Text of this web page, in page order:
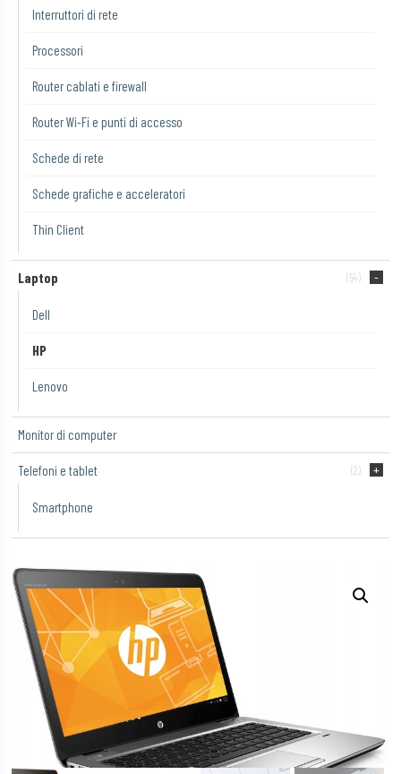
Interruttori di rete
Processori
Router cablati e firewall
Router Wi-Fi e punti di accesso
Schede di rete
Schede grafiche e acceleratori
Thin Client
Laptop (54)
Dell
HP
Lenovo
Monitor di computer
Telefoni e tablet (2)
Smartphone